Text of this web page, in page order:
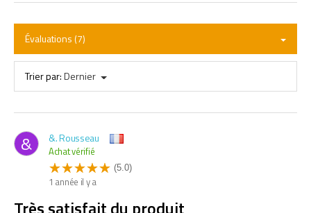
Évaluations (7)
Trier par:Dernier
& &. Rousseau
Achat vérifié
(5.0)
1 année il y a